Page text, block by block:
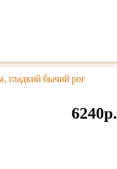
гладкий бычий рог
6240р.